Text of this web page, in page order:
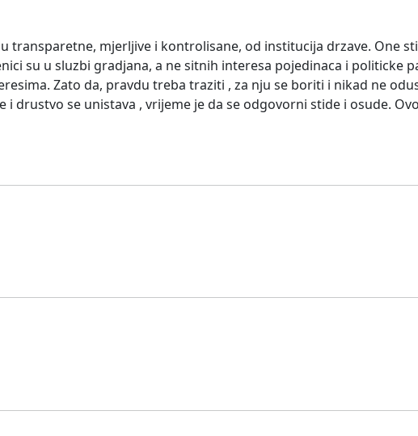
transparetne, mjerljive i kontrolisane, od institucija drzave. One
su u sluzbi gradjana, a ne sitnih interesa pojedinaca i politicke
Zato da, pravdu treba traziti , za nju se boriti i nikad ne
se unistava , vrijeme je da se odgovorni stide i osude.